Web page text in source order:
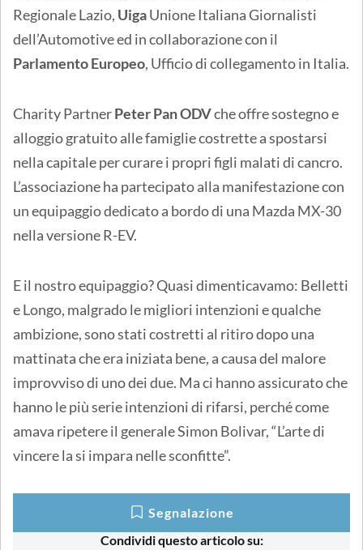
Regionale Lazio, UigaUnione Italiana Giornalisti
dell’Automotive ed in collaborazione con il
Parlamento Europeo, Ufficio di collegamento in Italia.
Charity PartnerPeter Pan ODVche offre sostegno e
alloggio gratuito alle famiglie costrette a spostarsi
nella capitale per curare i propri figli malati di cancro.
L’associazione ha partecipato alla manifestazione con
un equipaggio dedicato a bordo di una Mazda MX-30
nella versione R-EV.
E il nostro equipaggio? Quasi dimenticavamo: Belletti
e Longo, malgrado le migliori intenzioni e qualche
ambizione, sono stati costretti al ritiro dopo una
mattinata che era iniziata bene, a causa del malore
improvviso di uno dei due. Ma ci hanno assicurato che
hanno le più serie intenzioni di rifarsi, perché come
amava ripetere il generale Simon Bolivar, “L’arte di
vincere la si impara nelle sconfitte”.
Segnalazione
Condividi questo articolo su: